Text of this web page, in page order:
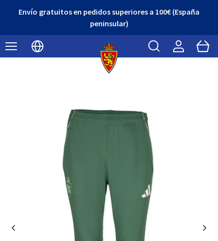
Envío gratuitos en pedidos superiores a 100€ (España
peninsular)
Seleccionar idioma
Buscar Cart